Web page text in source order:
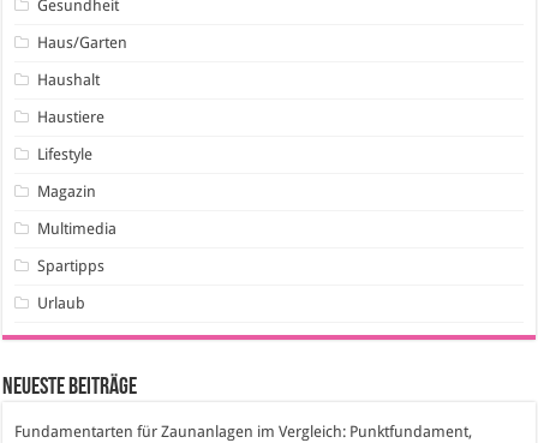
Gesundheit
Haus/Garten
Haushalt
Haustiere
Lifestyle
Magazin
Multimedia
Spartipps
Urlaub
Neueste Beiträge
Fundamentarten für Zaunanlagen im Vergleich: Punktfundament,